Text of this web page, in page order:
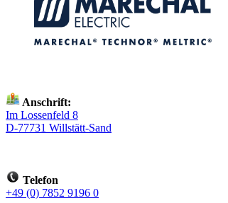
Anschrift:
Im Lossenfeld 8
D-77731 Willstätt-Sand
Telefon
+49 (0) 7852 9196 0